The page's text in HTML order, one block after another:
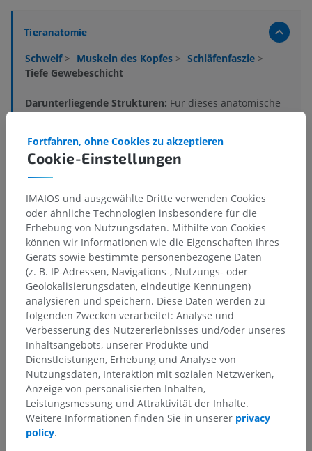
Tieranatomie
Schweif > Muskeln des Kopfes > Schläfenfaszie >
Tiefe Gewebeschicht
Darunterliegende Strukturen: Für dieses anatomische
Menschen
Übersetzungen
Sie haben einen Fehler gefunden?
Sie können gerne eine Berichtigung, Übersetzung oder
inhaltliche Verbesserung vorschlagen.
Ein Problem melden
Cookie-Einstellungen
Fortfahren, ohne Cookies zu akzeptieren
IMAIOS und ausgewählte Dritte verwenden Cookies
oder ähnliche Technologien insbesondere für die
Erhebung von Nutzungsdaten. Mithilfe von Cookies
können wir Informationen wie die Eigenschaften Ihres
Geräts sowie bestimmte personenbezogene Daten
(z. B. IP-Adressen, Navigations-, Nutzungs- oder
Geolokalisierungsdaten, eindeutige Kennungen)
analysieren und speichern. Diese Daten werden zu
folgenden Zwecken verarbeitet: Analyse und
Verbesserung des Nutzererlebnisses und/oder unseres
Inhaltsangebots, unserer Produkte und
Dienstleistungen, Erhebung und Analyse von
Nutzungsdaten, Interaktion mit sozialen Netzwerken,
Anzeige von personalisierten Inhalten,
Leistungsmessung und Attraktivität der Inhalte.
Weitere Informationen finden Sie in unserer privacy
policy.